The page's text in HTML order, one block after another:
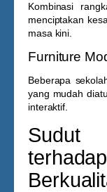
Kombinasi
menciptakan
masa kini.
Furniture
Beberapa
yang mudah
interaktif.
Sudut